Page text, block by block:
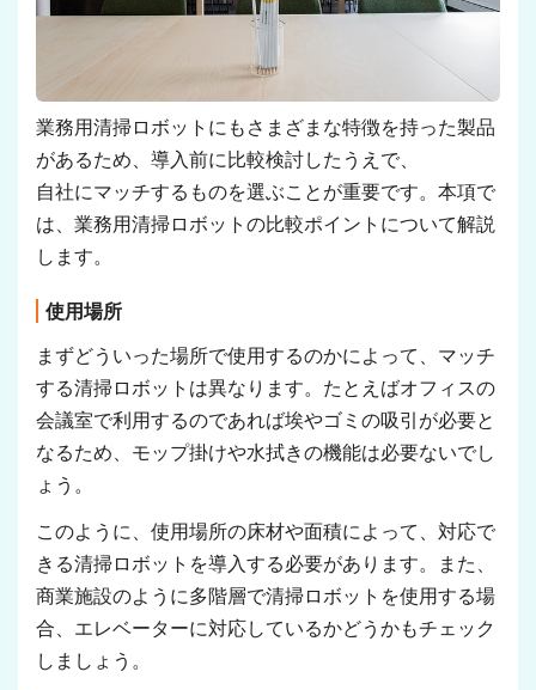
業務用清掃ロボットにもさまざまな特徴を持った製品
があるため、導入前に比較検討したうえで、
自社にマッチするものを選ぶことが重要です。本項で
は、業務用清掃ロボットの比較ポイントについて解説
します。
使用場所
まずどういった場所で使用するのかによって、マッチ
する清掃ロボットは異なります。たとえばオフィスの
会議室で利用するのであれば埃やゴミの吸引が必要と
なるため、モップ掛けや水拭きの機能は必要ないでし
ょう。
このように、使用場所の床材や面積によって、対応で
きる清掃ロボットを導入する必要があります。また、
商業施設のように多階層で清掃ロボットを使用する場
合、エレベーターに対応しているかどうかもチェック
しましょう。